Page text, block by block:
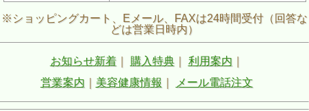
※ショッピングカート、Eメール、FAXは24時間受付（回答な
どは営業日時内）
お知らせ新着｜ 購入特典｜ 利用案内
営業案内
美容健康情報 メール電話注文